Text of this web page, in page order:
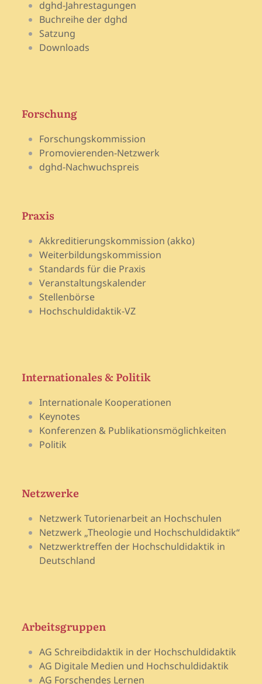
dghd-Jahrestagungen
Buchreihe der dghd
Satzung
Downloads
Forschung
Forschungskommission
Promovierenden-Netzwerk
dghd-Nachwuchspreis
Praxis
Akkreditierungskommission (akko)
Weiterbildungskommission
Standards für die Praxis
Veranstaltungskalender
Stellenbörse
Hochschuldidaktik-VZ
Internationales & Politik
Internationale Kooperationen
Keynotes
Konferenzen & Publikationsmöglichkeiten
Politik
Netzwerke
Netzwerk Tutorienarbeit an Hochschulen
Netzwerk „Theologie und Hochschuldidaktik“
Netzwerktreffen der Hochschuldidaktik in
Deutschland
Arbeitsgruppen
AG Schreibdidaktik in der Hochschuldidaktik
AG Digitale Medien und Hochschuldidaktik
AG Forschendes Lernen